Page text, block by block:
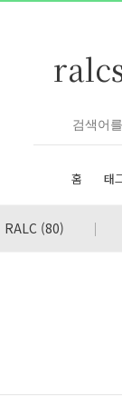
홈 태
RALC (80)